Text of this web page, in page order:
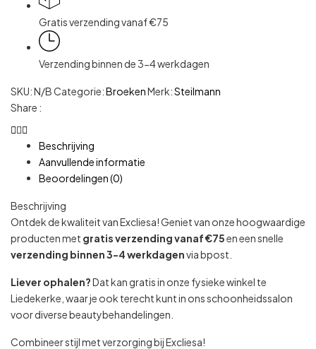
Gratis verzending vanaf €75
Verzending binnen de 3-4 werkdagen
SKU:N/BCategorie:BroekenMerk:Steilmann
Share :
Beschrijving
Aanvullende informatie
Beoordelingen (0)
Beschrijving
Ontdek de kwaliteit van Excliesa! Geniet van onze hoogwaardige
producten met gratis verzending vanaf €75en een snelle
verzending binnen 3-4 werkdagenvia bpost.
Liever ophalen?Dat kan gratis in onze fysieke winkel te
Liedekerke, waar je ook terecht kunt in ons schoonheidssalon
voor diverse beautybehandelingen.
Combineer stijl met verzorging bij Excliesa!